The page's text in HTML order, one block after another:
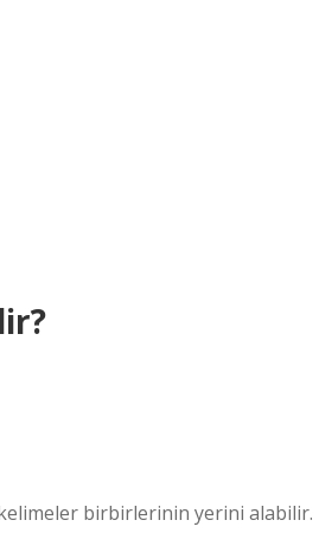
kelimeler birbirlerinin yerini alabilir.